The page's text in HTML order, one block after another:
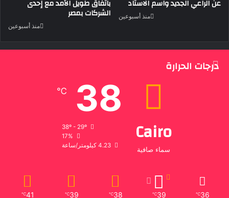
باتفاق طويل الأمد مع إحدى
الشركات بمصر
منذ أسبوعين
عن الراعي الجديد واسم الاستاد
منذ أسبوعين
درجات الحرارة
Cairo
سماء صافية
38
℃
38º - 29º
17%
4.23 كيلومتر/ساعة
36
℃
39
℃
38
℃
39
℃
41
℃